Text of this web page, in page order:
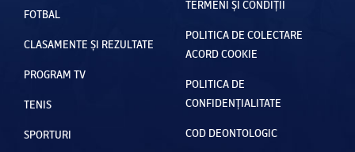
FOTBAL
CLASAMENTE ȘI REZULTATE
PROGRAM TV
TENIS
SPORTURI
TERMENI ȘI CONDIȚII
POLITICA DE COLECTARE
ACORD COOKIE
POLITICA DE
CONFIDENȚIALITATE
COD DEONTOLOGIC